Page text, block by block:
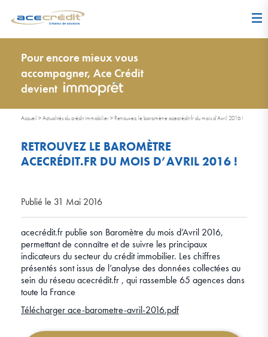
Pour encore mieux vous
accompagner, Ace Crédit
devient
Accueil >Actualités du crédit immobilier> Retrouvez le baromètre acecrédit.fr du mois d’Avril 2016 !
RETROUVEZ LE BAROMÈTRE
ACECRÉDIT.FR DU MOIS D’AVRIL 2016 !
Publié le 31 Mai 2016
acecrédit.fr publie son Baromètre du mois d’Avril 2016,
permettant de connaître et de suivre les principaux
indicateurs du secteur du crédit immobilier. Les chiffres
présentés sont issus de l’analyse des données collectées au
sein du réseau acecrédit.fr , qui rassemble 65 agences dans
toute la France
Télécharger ace-barometre-avril-2016.pdf